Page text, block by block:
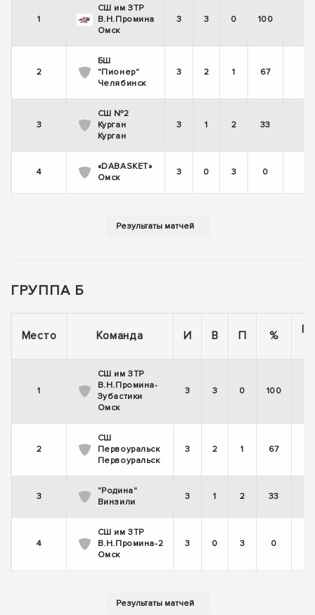
1
СШ им ЗТР
В.Н.Промина
Омск
3 3 0 100
2
БШ
"Пионер"
Челябинск
3 2 1 67
3
СШ №2
Курган
Курган
3 1 2 33
4
«DABASKET»
Омск
3 0 3 0
ГРУППА Б
Место Команда И В П %
1
СШ им ЗТР
В.Н.Промина-
Зубастики
Омск
3 3 0 100
2
СШ
Первоуральск
Первоуральск
3 2 1 67
3
"Родина"
Винзили
3 1 2 33
4
СШ им ЗТР
В.Н.Промина-2
Омск
3 0 3 0